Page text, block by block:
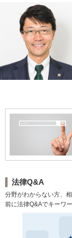
法律Q&A
分野がわからない方、
前に法律Q&Aでキーワ